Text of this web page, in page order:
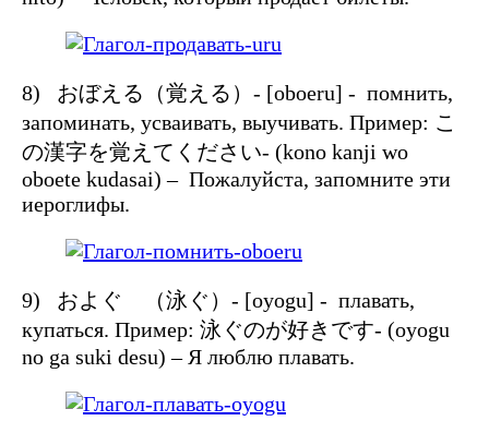
8) おぼえる（覚える）- [oboeru] - помнить,
запоминать, усваивать, выучивать. Пример: こ
の漢字を覚えてください- (kono kanji wo
oboete kudasai) – Пожалуйста, запомните эти
иероглифы.
9) およぐ （泳ぐ）- [oyogu] - плавать,
купаться. Пример: 泳ぐのが好きです- (oyogu
no ga suki desu) – Я люблю плавать.